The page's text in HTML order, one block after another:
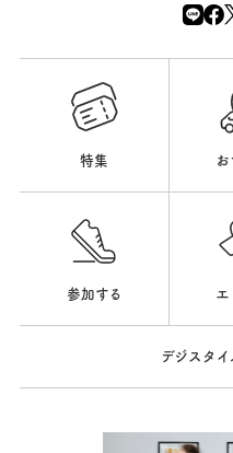
特集
参加する エ
デジスタ